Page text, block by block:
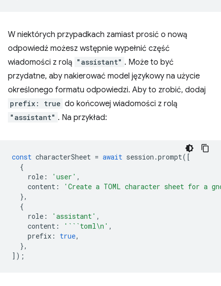
W niektórych przypadkach zamiast prosić o nową
odpowiedź możesz wstępnie wypełnić część
wiadomości z rolą "assistant" . Może to być
przydatne, aby nakierować model językowy na użycie
określonego formatu odpowiedzi. Aby to zrobić, dodaj
prefix: true do końcowej wiadomości z rolą
"assistant" . Na przykład:
const characterSheet = await session .prompt([
{
role : 'user' ,
content :
'Create a TOML character sheet for a
},
{
role : 'assistant' ,
content : '```toml\n' ,
prefix : true,
},
]);